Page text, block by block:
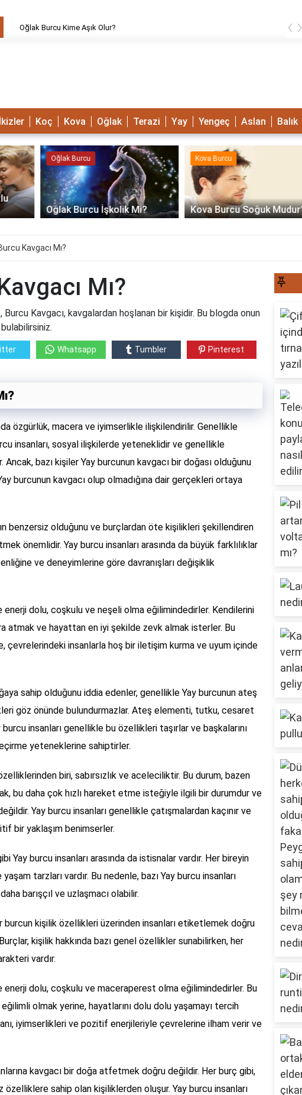
Oğlak Burcu Kime Aşık Olur? ‹ ›
İkizler Koç Kova Oğlak Terazi Yay Yengeç Aslan Balık
Oğlak Burcu
Oğlak Burcu İşkolik Mi?
Kova Burcu
Kova Burcu Soğuk Mudur?
Kavgacı Mı?
Mı?
Burcu Kavgacı, kavgalardan hoşlanan bir kişidir. Bu blogda onun
Whatsapp Tumbler Pinterest
özgürlük, macera ve iyimserlikle ilişkilendirilir. Genellikle
insanları, sosyal ilişkilerde yeteneklidir ve genellikle
Ancak, bazı kişiler Yay burcunun kavgacı bir doğası olduğunu
burcunun kavgacı olup olmadığına dair gerçekleri ortaya
benzersiz olduğunu ve burçlardan öte kişilikleri şekillendiren
önemlidir. Yay burcu insanları arasında da büyük farklılıklar
ve deneyimlerine göre davranışları değişiklik
enerji dolu, coşkulu ve neşeli olma eğilimindedirler. Kendilerini
atmak ve hayattan en iyi şekilde zevk almak isterler. Bu
çevrelerindeki insanlarla hoş bir iletişim kurma ve uyum içinde
sahip olduğunu iddia edenler, genellikle Yay burcunun ateş
göz önünde bulundurmazlar. Ateş elementi, tutku, cesaret
burcu insanları genellikle bu özellikleri taşırlar ve başkalarını
yeteneklerine sahiptirler.
biri, sabırsızlık ve aceleciliktir. Bu durum, bazen
bu daha çok hızlı hareket etme isteğiyle ilgili bir durumdur ve
Yay burcu insanları genellikle çatışmalardan kaçınır ve
bir yaklaşım benimserler.
Yay burcu insanları arasında da istisnalar vardır. Her bireyin
tarzları vardır. Bu nedenle, bazı Yay burcu insanları
barışçıl ve uzlaşmacı olabilir.
burcun kişilik özellikleri üzerinden insanları etiketlemek doğru
kişilik hakkında bazı genel özellikler sunabilirken, her
vardır.
enerji dolu, coşkulu ve maceraperest olma eğilimindedirler. Bu
olmak yerine, hayatlarını dolu dolu yaşamayı tercih
iyimserlikleri ve pozitif enerjileriyle çevrelerine ilham verir ve
kavgacı bir doğa atfetmek doğru değildir. Her burç gibi,
özelliklere sahip olan kişiliklerden oluşur. Yay burcu insanları